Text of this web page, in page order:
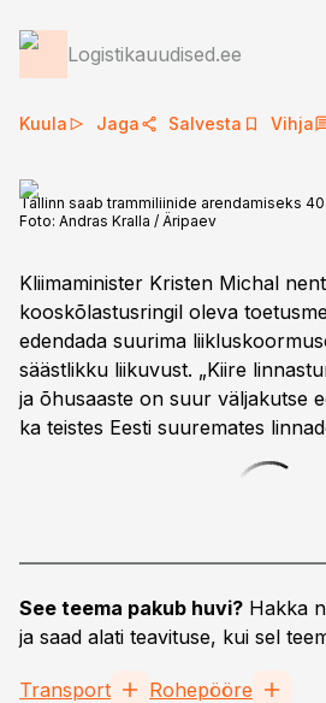
Logistikauudised.ee
Kuula Jaga Salvesta Vihja
Tallinn saab trammiliinide arendamiseks
Foto: Andras Kralla / Äripaev
Kliimaminister Kristen Michal
kooskõlastusringil oleva
edendada suurima
säästlikku liikuvust. „Kiire
ja õhusaaste on suur väljakutse
ka teistes Eesti suuremates
See teema pakub huvi? Hakka
ja saad alati teavituse, kui sel
Transport Rohepööre